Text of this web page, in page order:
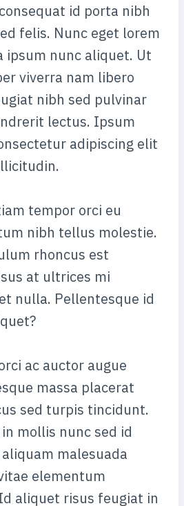
id porta nibh
felis. Nunc eget lorem
ipsum nunc aliquet. Ut
viverra nam libero
nibh sed pulvinar
lectus. Ipsum
adipiscing elit
tempor orci eu
nibh tellus molestie.
rhoncus est
at ultrices mi
nulla. Pellentesque id
ac auctor augue
massa placerat
sed turpis tincidunt.
mollis nunc sed id
malesuada
elementum
aliquet risus feugiat in